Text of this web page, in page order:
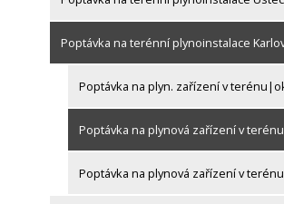
Poptávka na terénní plynoinstalace
Poptávka na plyn. zařízení v
Poptávka na plynová zařízení v
Poptávka na plynová zařízení v